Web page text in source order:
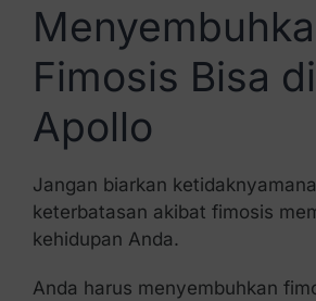
Fimosis Bisa
Apollo
Jangan biarkan
keterbatasan akibat fimosis
kehidupan Anda.
Anda harus menyembuhkan